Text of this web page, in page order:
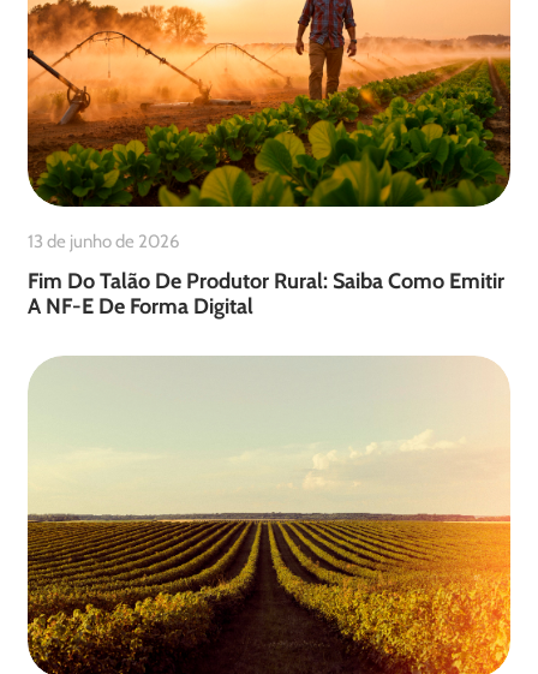
13 de junho de 2026
Fim Do Talão De Produtor Rural: Saiba Como Emitir
A NF-E De Forma Digital